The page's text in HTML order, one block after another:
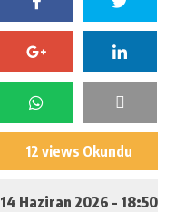
12 views Okundu
14 Haziran 2026 - 18:50